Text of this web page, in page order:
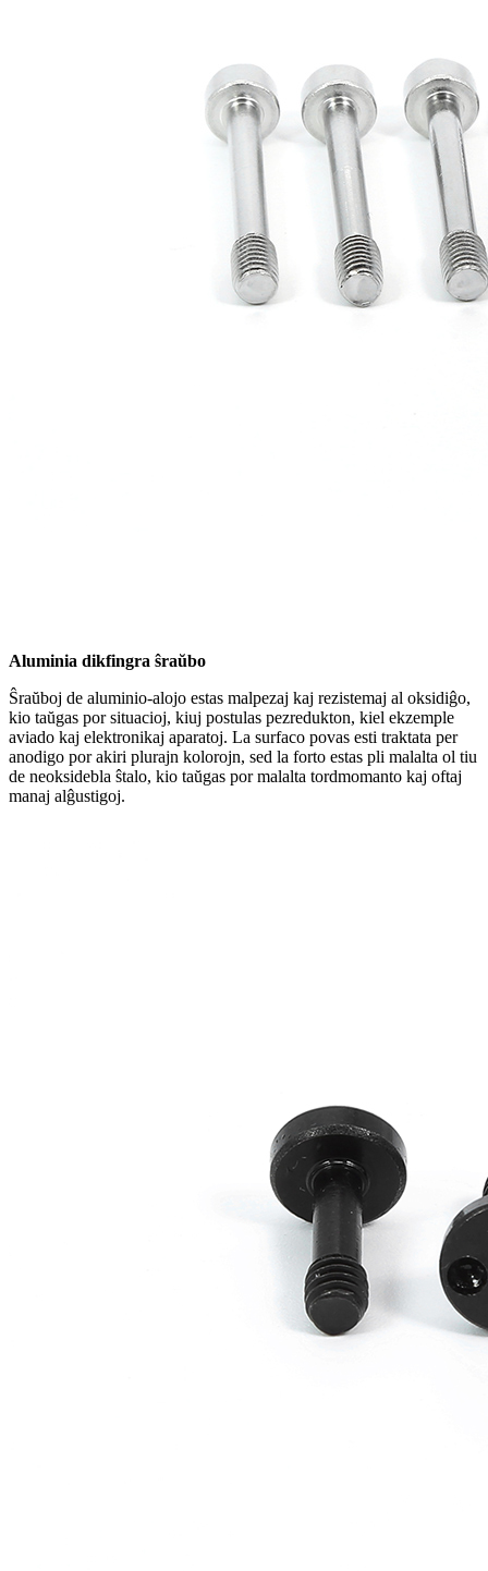
Aluminia dikfingra ŝraŭbo
Ŝraŭboj de aluminio-alojo estas malpezaj kaj rezistemaj al oksidiĝo,
kio taŭgas por situacioj, kiuj postulas pezredukton, kiel ekzemple
aviado kaj elektronikaj aparatoj. La surfaco povas esti traktata per
anodigo por akiri plurajn kolorojn, sed la forto estas pli malalta ol tiu
de neoksidebla ŝtalo, kio taŭgas por malalta tordmomanto kaj oftaj
manaj alĝustigoj.